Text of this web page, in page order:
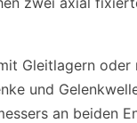
Gleitlagern
und
an beiden